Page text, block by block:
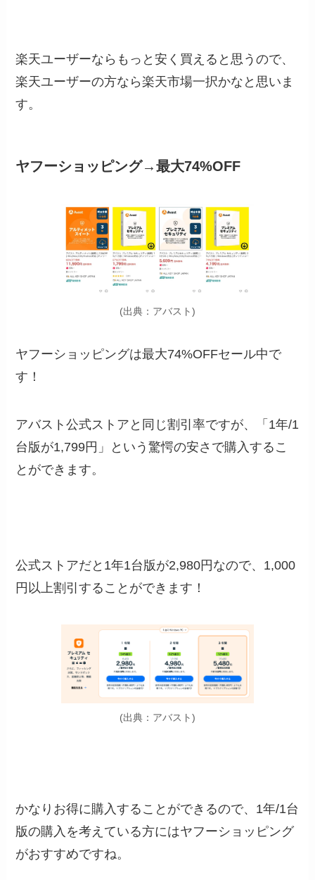
楽天ユーザーならもっと安く買えると思うので、
楽天ユーザーの方なら楽天市場一択かなと思いま
す。
ヤフーショッピング→最大74%OFF
(出典：アバスト)
ヤフーショッピングは最大74%OFFセール中で
す！
アバスト公式ストアと同じ割引率ですが、「 1年/1
台版が1,799円 」という驚愕の安さで購入するこ
とができます。
公式ストアだと1年1台版が2,980円なので、1,000
円以上割引することができます！
(出典：アバスト)
かなりお得に購入することができるので、1年/1台
版の購入を考えている方にはヤフーショッピング
がおすすめですね。